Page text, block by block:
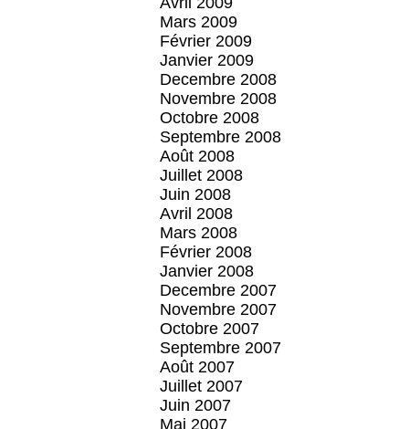
Mars 2009
Février 2009
Janvier 2009
Decembre 2008
Novembre 2008
Octobre 2008
Septembre 2008
Août 2008
Juillet 2008
Juin 2008
Avril 2008
Mars 2008
Février 2008
Janvier 2008
Decembre 2007
Novembre 2007
Octobre 2007
Septembre 2007
Août 2007
Juillet 2007
Juin 2007
Mai 2007